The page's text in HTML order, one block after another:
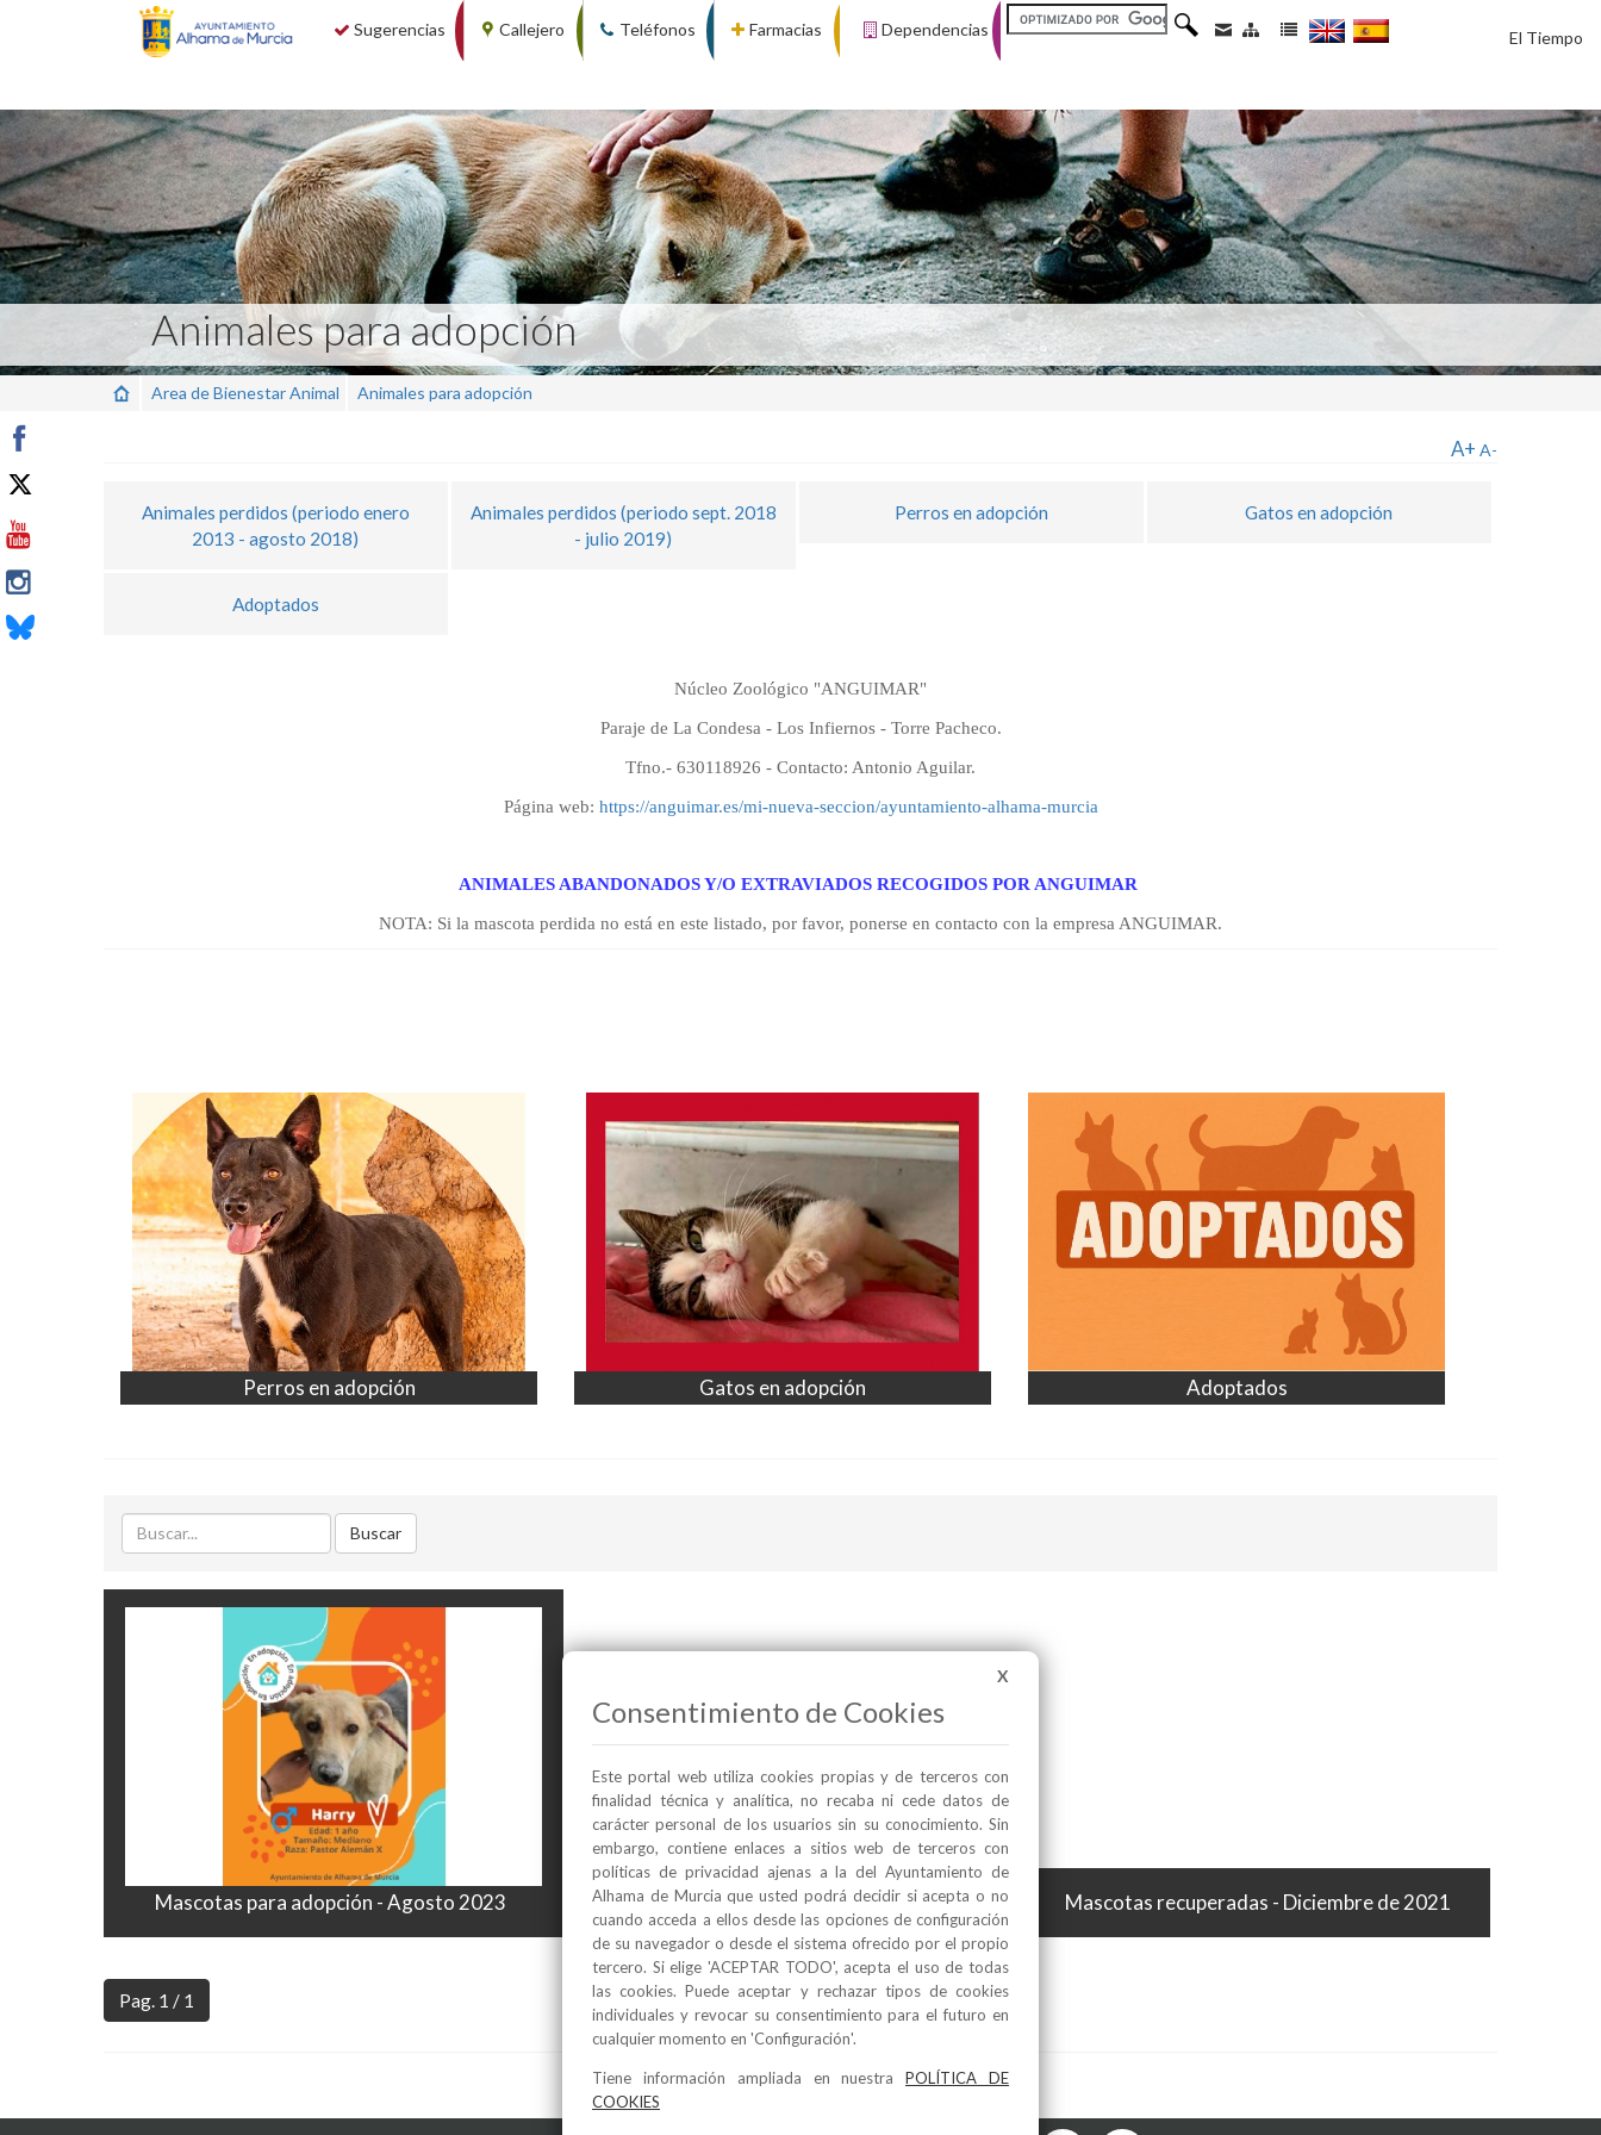
Sugerencias Callejero Teléfonos Farmacias Dependencias El Tiempo
Animales para adopción
Area de Bienestar Animal Animales para adopción
A+ A-
Animales perdidos (periodo enero
2013 - agosto 2018)
Animales perdidos (periodo sept. 2018
- julio 2019)
Perros en adopción Gatos en adopción
Adoptados
Núcleo Zoológico "ANGUIMAR"
Paraje de La Condesa - Los Infiernos - Torre Pacheco.
Tfno.- 630118926 - Contacto: Antonio Aguilar.
Página web: https://anguimar.es/mi-nueva-seccion/ayuntamiento-alhama-murcia
ANIMALES ABANDONADOS Y/O EXTRAVIADOS RECOGIDOS POR ANGUIMAR
NOTA: Si la mascota perdida no está en este listado, por favor, ponerse en contacto con la empresa ANGUIMAR.
Perros en adopción Gatos en adopción Adoptados
Buscar Buscar
Mascotas para adopción - Agosto 2023 Mascotas recuperadas - Enero de 2022 Mascotas recuperadas - Diciembre de 2021
Pag. 1 / 1
X
Consentimiento de Cookies
Este portal web utiliza cookies propias y de terceros con
finalidad técnica y analítica, no recaba ni cede datos de
carácter personal de los usuarios sin su conocimiento. Sin
embargo, contiene enlaces a sitios web de terceros con
políticas de privacidad ajenas a la del Ayuntamiento de
Alhama de Murcia que usted podrá decidir si acepta o no
cuando acceda a ellos desde las opciones de configuración
de su navegador o desde el sistema ofrecido por el propio
tercero. Si elige 'ACEPTAR TODO', acepta el uso de todas
las cookies. Puede aceptar y rechazar tipos de cookies
individuales y revocar su consentimiento para el futuro en
cualquier momento en 'Configuración'.
Tiene información ampliada en nuestraPOLÍTICA DE
COOKIES